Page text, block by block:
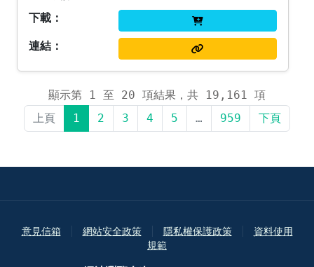
顯示第 1 至 20 項結果，共 19,161 項
上頁
1 2 3 4 5 … 959 下頁
意見信箱 網站安全政策 隱私權保護政策
資料使用
規範